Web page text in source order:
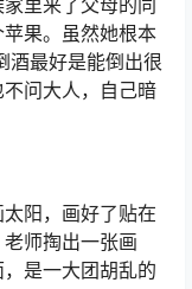
里来了父母的同
果。虽然她根本
酒最好是能倒出很
问大人，自己暗
阳，画好了贴在
师掏出一张画
是一大团胡乱的